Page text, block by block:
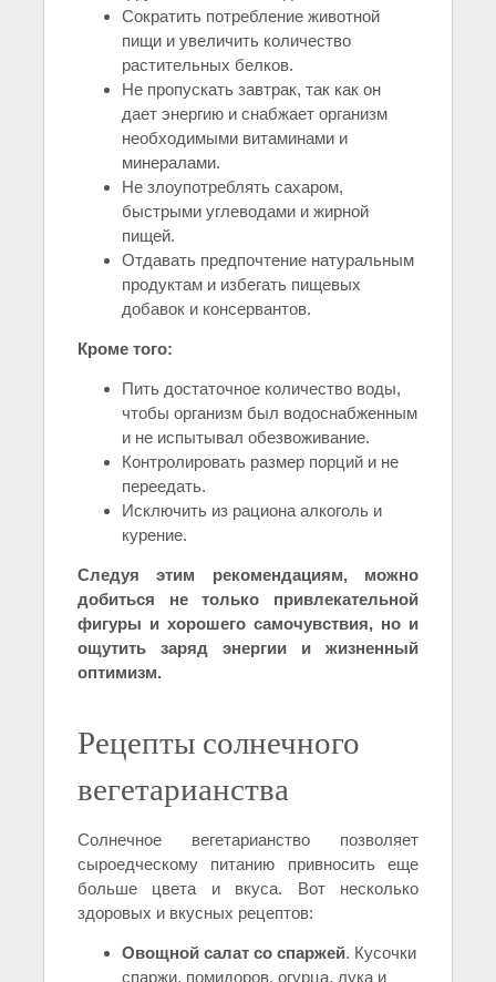
Сократить потребление животной
пищи и увеличить количество
растительных белков.
Не пропускать завтрак, так как он
дает энергию и снабжает организм
необходимыми витаминами и
минералами.
Не злоупотреблять сахаром,
быстрыми углеводами и жирной
пищей.
Отдавать предпочтение натуральным
продуктам и избегать пищевых
добавок и консервантов.
Кроме того:
Пить достаточное количество воды,
чтобы организм был водоснабженным
и не испытывал обезвоживание.
Контролировать размер порций и не
переедать.
Исключить из рациона алкоголь и
курение.
Следуя этим рекомендациям, можно
добиться не только привлекательной
фигуры и хорошего самочувствия, но и
ощутить заряд энергии и жизненный
оптимизм.
Рецепты солнечного
вегетарианства
Солнечное вегетарианство позволяет
сыроедческому питанию привносить еще
больше цвета и вкуса. Вот несколько
здоровых и вкусных рецептов:
Овощной салат со спаржей. Кусочки
спаржи, помидоров, огурца, лука и